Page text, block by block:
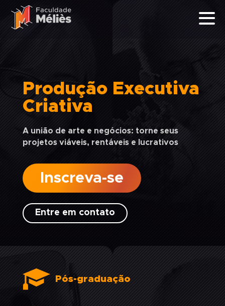
Produção Executiva
Criativa
A união de arte e negócios: torne seus
projetos viáveis, rentáveis e lucrativos
Inscreva-se
Entre em contato
Pós-graduação